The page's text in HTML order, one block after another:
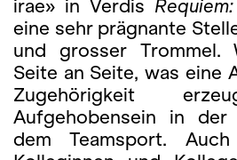
irae» in Verdis Requiem:
eine sehr prägnante
und grosser Trommel.
Seite an Seite, was eine
Zugehörigkeit
Aufgehobensein in der
dem Teamsport.